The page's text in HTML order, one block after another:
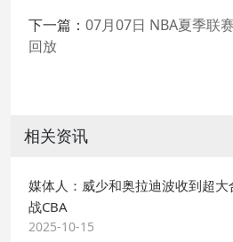
下一篇： 07月07日 NBA夏季联
回放
相关资讯
媒体人：威少和奥拉迪波收到超
战CBA
2025-10-15